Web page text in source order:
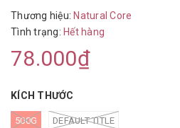
Thương hiệu: Natural Core
Tình trạng: Hết hàng
78.000₫
KÍCH THƯỚC
500G DEFAULT TITLE